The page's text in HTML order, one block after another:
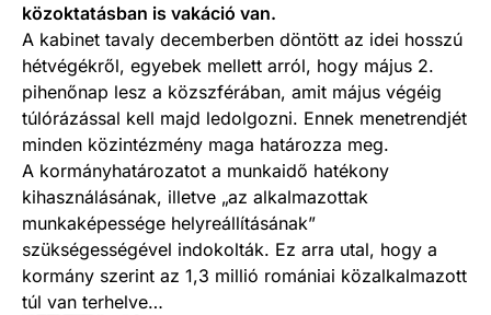
közoktatásban is vakáció van.
A kabinet tavaly decemberben döntött az idei hosszú
hétvégékről, egyebek mellett arról, hogy május 2.
pihenőnap lesz a közszférában, amit május végéig
túlórázással kell majd ledolgozni. Ennek menetrendjét
minden közintézmény maga határozza meg.
A kormányhatározatot a munkaidő hatékony
kihasználásának, illetve „az alkalmazottak
munkaképessége helyreállításának”
szükségességével indokolták. Ez arra utal, hogy a
kormány szerint az 1,3 millió romániai közalkalmazott
túl van terhelve…